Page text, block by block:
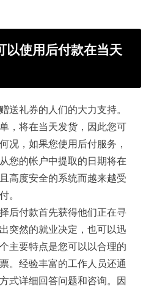
以使用后付款在当天
送礼券的人们的大力支持。
，将在当天发货，因此您可
况，如果您使用后付服务，
您的帐户中提取的日期将在
高度安全的系统而越来越受
。
后付款首先获得他们正在寻
突然的就业决定，也可以迅
主要特点是您可以以合理的
。经验丰富的工作人员还通
式详细回答问题和咨询。因